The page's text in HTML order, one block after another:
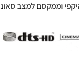
וממקסם למצב